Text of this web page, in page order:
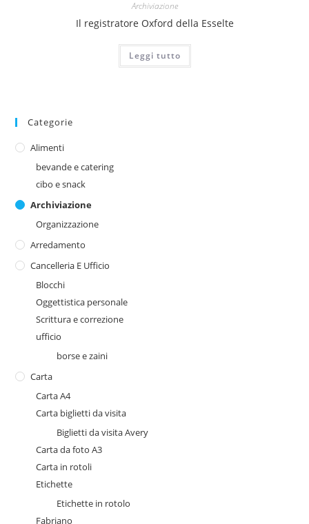
Archiviazione
Il registratore Oxford della Esselte
Leggi tutto
Categorie
Alimenti
bevande e catering
cibo e snack
Archiviazione
Organizzazione
Arredamento
Cancelleria E Ufficio
Blocchi
Oggettistica personale
Scrittura e correzione
ufficio
borse e zaini
Carta
Carta A4
Carta biglietti da visita
Biglietti da visita Avery
Carta da foto A3
Carta in rotoli
Etichette
Etichette in rotolo
Fabriano